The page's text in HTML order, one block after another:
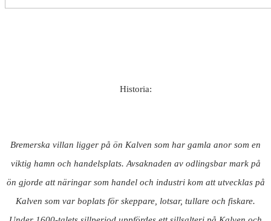
Historia:
Bremerska villan ligger på ön Kalven som har gamla anor som en
viktig hamn och handelsplats. Avsaknaden av odlingsbar mark på
ön gjorde att näringar som handel och industri kom att utvecklas på
Kalven som var boplats för skeppare, lotsar, tullare och fiskare.